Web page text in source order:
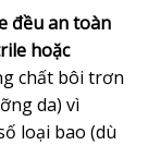
đều an toàn
hoặc
chất bôi trơn
da) vì
loại bao (dù